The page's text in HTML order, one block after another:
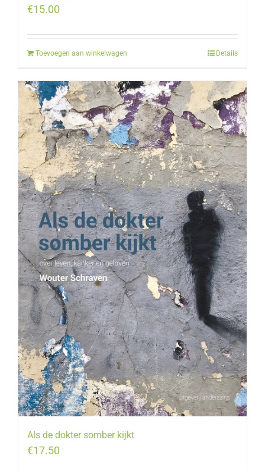
€15.00
Toevoegen aan winkelwagen Details
Als de dokter somber kijkt
€17.50